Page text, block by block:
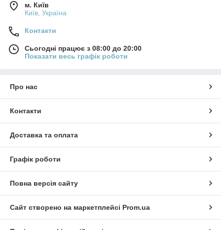
м. Київ
Київ, Україна
Контакти
Сьогодні працює з 08:00 до 20:00
Показати весь графік роботи
Про нас
Контакти
Доставка та оплата
Графік роботи
Повна версія сайту
Сайт створено на маркетплейсі Prom.ua